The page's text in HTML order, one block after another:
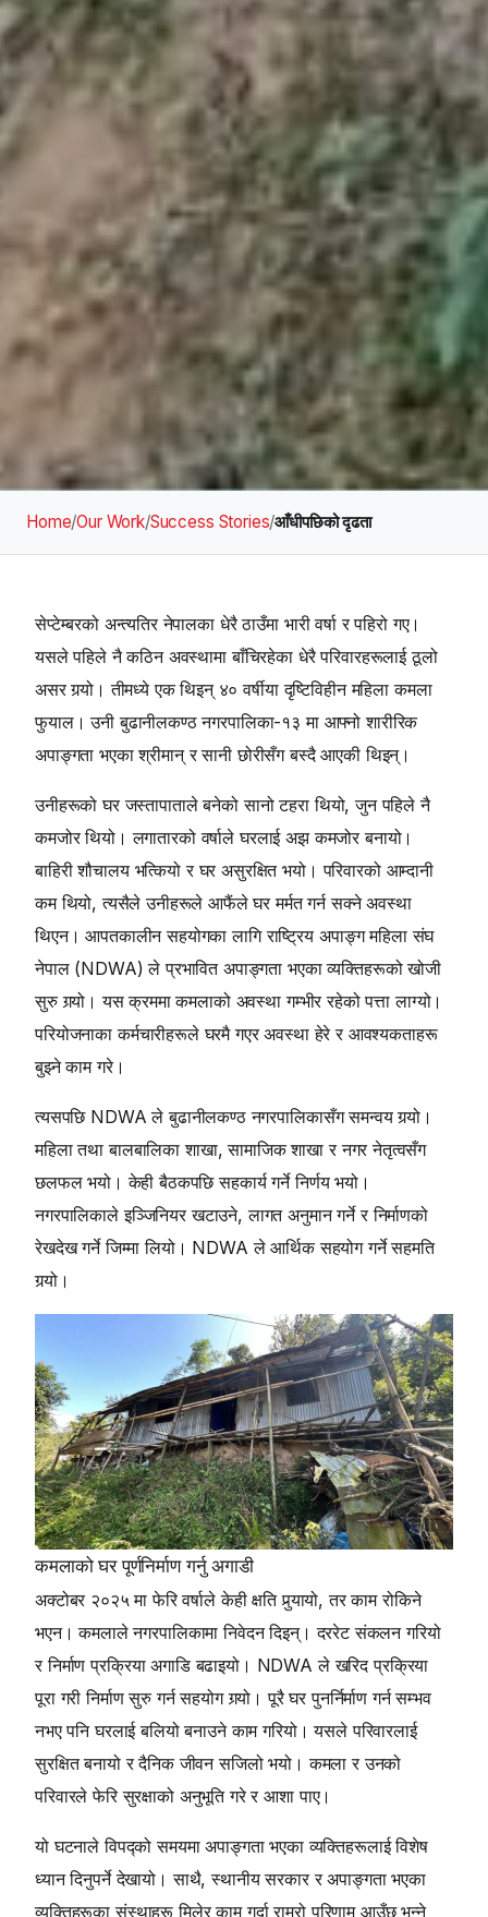
Home/Our Work/Success Stories/आँधीपछिको दृढता
सेप्टेम्बरको अन्त्यतिर नेपालका धेरै ठाउँमा भारी वर्षा र पहिरो गए।
यसले पहिले नै कठिन अवस्थामा बाँचिरहेका धेरै परिवारहरूलाई ठूलो
असर गर्‍यो। तीमध्ये एक थिइन् ४० वर्षीया दृष्टिविहीन महिला कमला
फुयाल। उनी बुढानीलकण्ठ नगरपालिका-१३ मा आफ्नो शारीरिक
अपाङ्गता भएका श्रीमान् र सानी छोरीसँग बस्दै आएकी थिइन्।
उनीहरूको घर जस्तापाताले बनेको सानो टहरा थियो, जुन पहिले नै
कमजोर थियो। लगातारको वर्षाले घरलाई अझ कमजोर बनायो।
बाहिरी शौचालय भत्कियो र घर असुरक्षित भयो। परिवारको आम्दानी
कम थियो, त्यसैले उनीहरूले आफैंले घर मर्मत गर्न सक्ने अवस्था
थिएन। आपतकालीन सहयोगका लागि राष्ट्रिय अपाङ्ग महिला संघ
नेपाल (NDWA) ले प्रभावित अपाङ्गता भएका व्यक्तिहरूको खोजी
सुरु गर्‍यो। यस क्रममा कमलाको अवस्था गम्भीर रहेको पत्ता लाग्यो।
परियोजनाका कर्मचारीहरूले घरमै गएर अवस्था हेरे र आवश्यकताहरू
बुझ्ने काम गरे।
त्यसपछि NDWA ले बुढानीलकण्ठ नगरपालिकासँग समन्वय गर्‍यो।
महिला तथा बालबालिका शाखा, सामाजिक शाखा र नगर नेतृत्वसँग
छलफल भयो। केही बैठकपछि सहकार्य गर्ने निर्णय भयो।
नगरपालिकाले इञ्जिनियर खटाउने, लागत अनुमान गर्ने र निर्माणको
रेखदेख गर्ने जिम्मा लियो। NDWA ले आर्थिक सहयोग गर्ने सहमति
गर्‍यो।
कमलाको घर पूर्णनिर्माण गर्नु अगाडी
अक्टोबर २०२५ मा फेरि वर्षाले केही क्षति पुर्‍यायो, तर काम रोकिने
भएन। कमलाले नगरपालिकामा निवेदन दिइन्। दररेट संकलन गरियो
र निर्माण प्रक्रिया अगाडि बढाइयो। NDWA ले खरिद प्रक्रिया
पूरा गरी निर्माण सुरु गर्न सहयोग गर्‍यो। पूरै घर पुनर्निर्माण गर्न सम्भव
नभए पनि घरलाई बलियो बनाउने काम गरियो। यसले परिवारलाई
सुरक्षित बनायो र दैनिक जीवन सजिलो भयो। कमला र उनको
परिवारले फेरि सुरक्षाको अनुभूति गरे र आशा पाए।
यो घटनाले विपद्को समयमा अपाङ्गता भएका व्यक्तिहरूलाई विशेष
ध्यान दिनुपर्ने देखायो। साथै, स्थानीय सरकार र अपाङ्गता भएका
व्यक्तिहरूका संस्थाहरू मिलेर काम गर्दा राम्रो परिणाम आउँछ भन्ने